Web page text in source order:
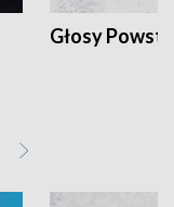
Głosy